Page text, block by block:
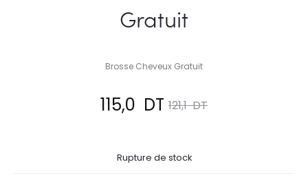
Gratuit
Brosse Cheveux Gratuit
121,1DT
Le
initial
115,0 DT
Le
Rupture de stock